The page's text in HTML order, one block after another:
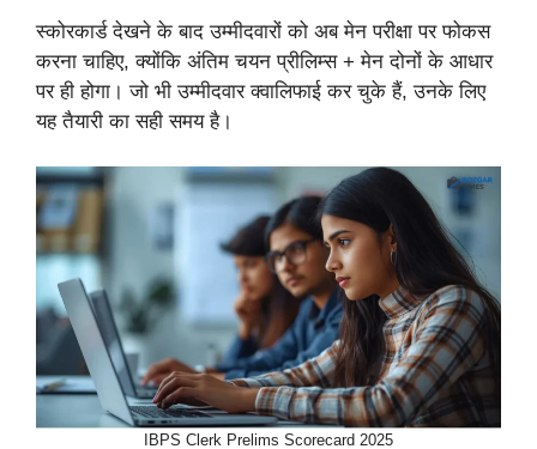
स्कोरकार्ड देखने के बाद उम्मीदवारों को अब मेन परीक्षा पर फोकस
करना चाहिए, क्योंकि अंतिम चयन प्रीलिम्स + मेन दोनों के आधार
पर ही होगा। जो भी उम्मीदवार क्वालिफाई कर चुके हैं, उनके लिए
यह तैयारी का सही समय है।
IBPS Clerk Prelims Scorecard 2025